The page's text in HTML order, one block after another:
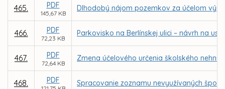
465. PDF
145,67 KB
Dlhodobý nájom pozemkov za účelom
466. PDF
72,23 KB
Parkovisko na Berlínskej ulici – návrh na
467. PDF
72,64 KB
Zmena účelového určenia školského
468. PDF Spracovanie zoznamu nevyužívaných